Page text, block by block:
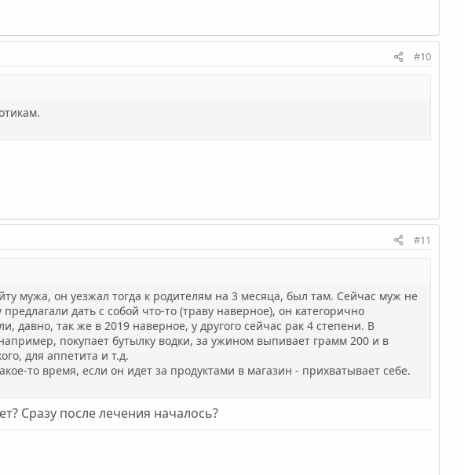
#10
#11
мужа, он уезжал тогда к родителям на 3 месяца, был там. Сейчас муж не
дать с собой что-то (траву наверное), он категорично
давно, так же в 2019 наверное, у другого сейчас рак 4 степени. В
покупает бутылку водки, за ужином выпивает грамм 200 и в
для аппетита и т.д.
то время, если он идет за продуктами в магазин - прихватывает себе.
Сразу после лечения началось?